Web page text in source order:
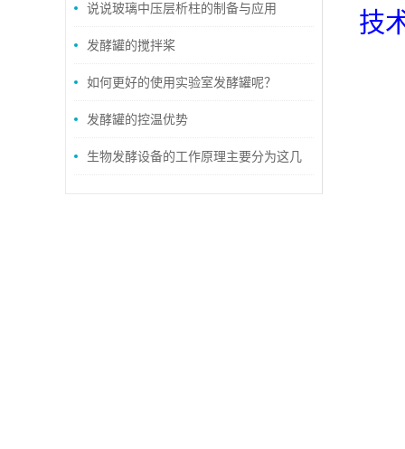
说说玻璃中压层析柱的制备与应用
发酵罐的搅拌桨
如何更好的使用实验室发酵罐呢？
发酵罐的控温优势
生物发酵设备的工作原理主要分为这几
技